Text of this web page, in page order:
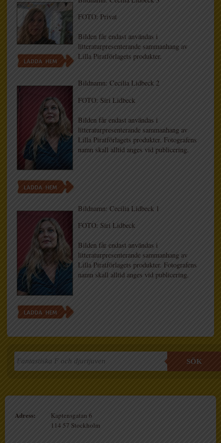
LADDA HEM
FOTO: Privat
Bilden får endast användas i
litteraturpresenterande sammanhang av
Lilla Piratförlagets produkter.
LADDA HEM
Bildnamn: Cecilia Lidbeck 2
FOTO: Siri Lidbeck
Bilden får endast användas i
litteraturpresenterande sammanhang av
Lilla Piratförlagets produkter. Fotografens
namn skall alltid anges vid publicering.
LADDA HEM
Bildnamn: Cecilia Lidbeck 1
FOTO: Siri Lidbeck
Bilden får endast användas i
litteraturpresenterande sammanhang av
Lilla Piratförlagets produkter. Fotografens
namn skall alltid anges vid publicering.
SÖK
Adress:
Kaptensgatan 6
114 57 Stockholm